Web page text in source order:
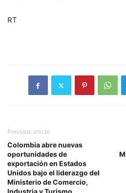
RT
Previous article
Colombia abre nuevas
oportunidades de
exportación en Estados
Unidos bajo el liderazgo del
Ministerio de Comercio,